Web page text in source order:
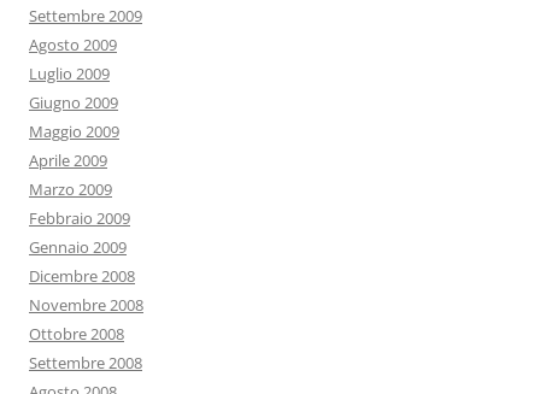
Settembre 2009
Agosto 2009
Luglio 2009
Giugno 2009
Maggio 2009
Aprile 2009
Marzo 2009
Febbraio 2009
Gennaio 2009
Dicembre 2008
Novembre 2008
Ottobre 2008
Settembre 2008